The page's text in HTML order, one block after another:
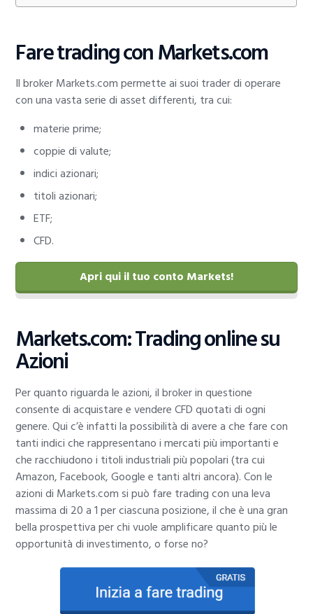
Fare trading con Markets.com
Il broker Markets.com permette ai suoi trader di operare
con una vasta serie di asset differenti, tra cui:
materie prime;
coppie di valute;
indici azionari;
titoli azionari;
ETF;
CFD.
Apri qui il tuo conto Markets!
Markets.com: Trading online su
Azioni
Per quanto riguarda le azioni, il broker in questione
consente di acquistare e vendere CFD quotati di ogni
genere. Qui c’è infatti la possibilità di avere a che fare con
tanti indici che rappresentano i mercati più importanti e
che racchiudono i titoli industriali più popolari (tra cui
Amazon, Facebook, Google e tanti altri ancora). Con le
azioni di Markets.com si può fare trading con una leva
massima di 20 a 1 per ciascuna posizione, il che è una gran
bella prospettiva per chi vuole amplificare quanto più le
opportunità di investimento, o forse no?